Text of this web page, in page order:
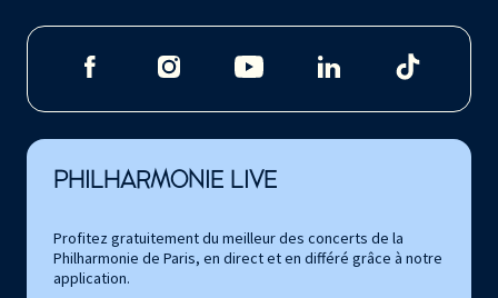
PHILHARMONIE LIVE
Profitez gratuitement du meilleur des concerts de la
Philharmonie de Paris, en direct et en différé grâce à notre
application.